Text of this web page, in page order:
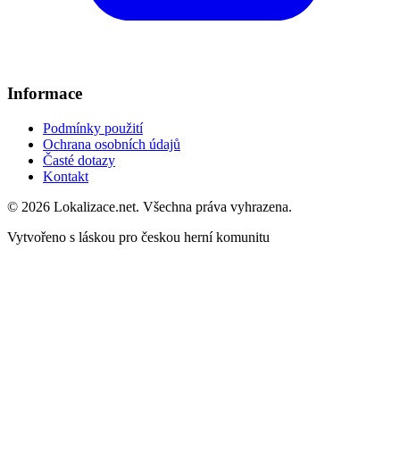
Informace
Podmínky použití
Ochrana osobních údajů
Časté dotazy
Kontakt
© 2026 Lokalizace.net. Všechna práva vyhrazena.
Vytvořeno s láskou pro českou herní komunitu